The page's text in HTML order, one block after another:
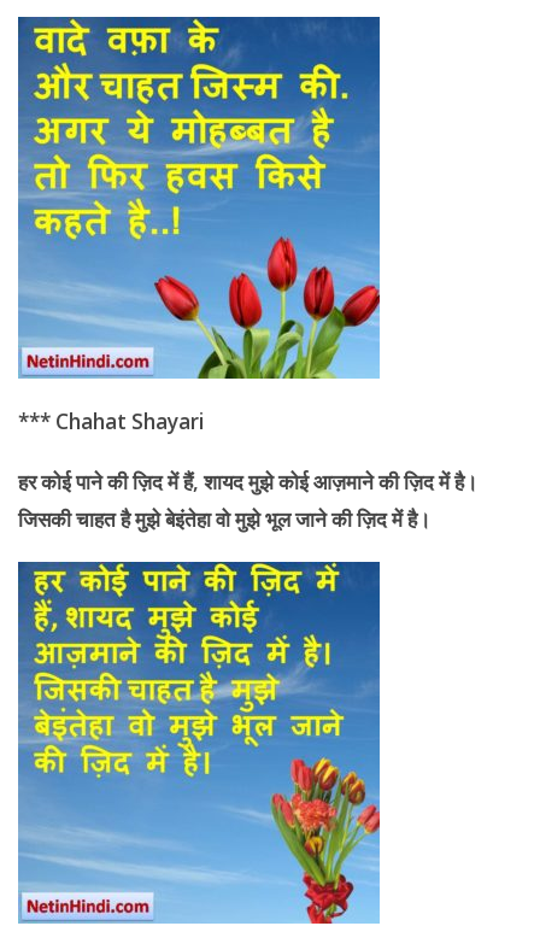
*** Chahat Shayari
हर कोई पाने की ज़िद में हैं, शायद मुझे कोई आज़माने की ज़िद में है।
जिसकी चाहत है मुझे बेइंतेहा वो मुझे भूल जाने की ज़िद में है।